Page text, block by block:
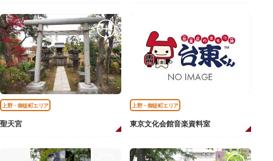
上野・御徒町エリア
聖天宮
上野・御徒町エリア
東京文化会館音楽資料室